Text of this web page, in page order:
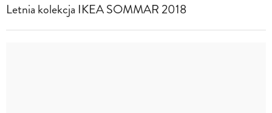
Letnia kolekcja IKEA SOMMAR 2018